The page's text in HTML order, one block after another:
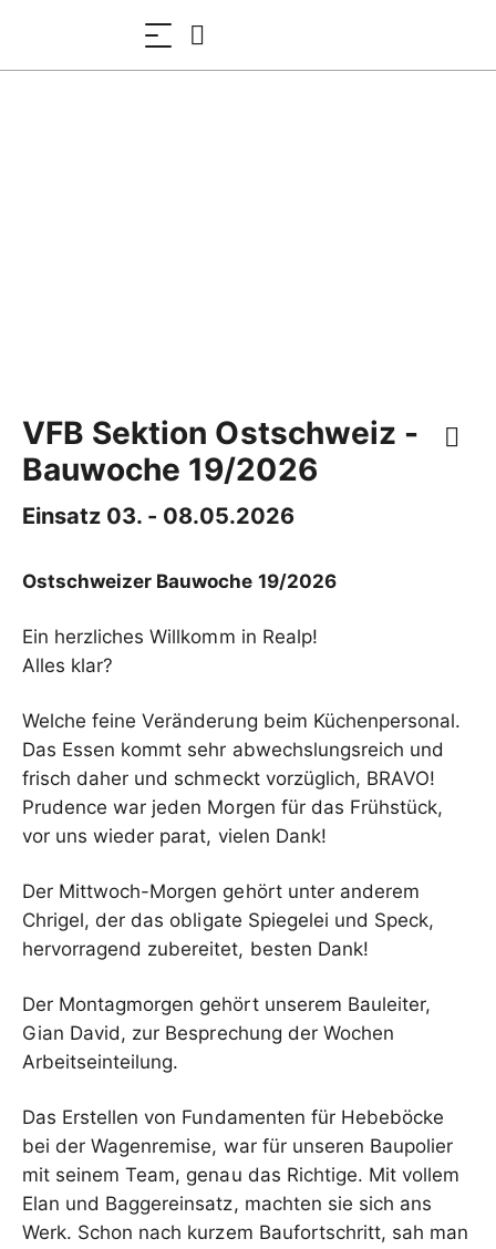
VFB Sektion Ostschweiz -
Bauwoche 19/2026
Einsatz 03. - 08.05.2026
Ostschweizer Bauwoche 19/2026
Ein herzliches Willkomm in Realp!
Alles klar?
Welche feine Veränderung beim Küchenpersonal.
Das Essen kommt sehr abwechslungsreich und
frisch daher und schmeckt vorzüglich, BRAVO!
Prudence war jeden Morgen für das Frühstück,
vor uns wieder parat, vielen Dank!
Der Mittwoch-Morgen gehört unter anderem
Chrigel, der das obligate Spiegelei und Speck,
hervorragend zubereitet, besten Dank!
Der Montagmorgen gehört unserem Bauleiter,
Gian David, zur Besprechung der Wochen
Arbeitseinteilung.
Das Erstellen von Fundamenten für Hebeböcke
bei der Wagenremise, war für unseren Baupolier
mit seinem Team, genau das Richtige. Mit vollem
Elan und Baggereinsatz, machten sie sich ans
Werk. Schon nach kurzem Baufortschritt, sah man